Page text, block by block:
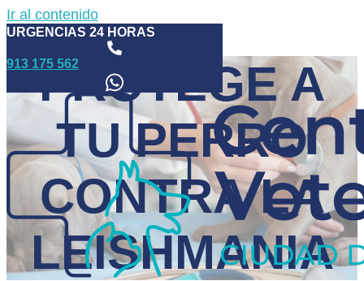
Ir al contenido
URGENCIAS 24 HORAS
913 175 562
PROTEGE A
TU PERRO
CONTRA LA
LEISHMANIA